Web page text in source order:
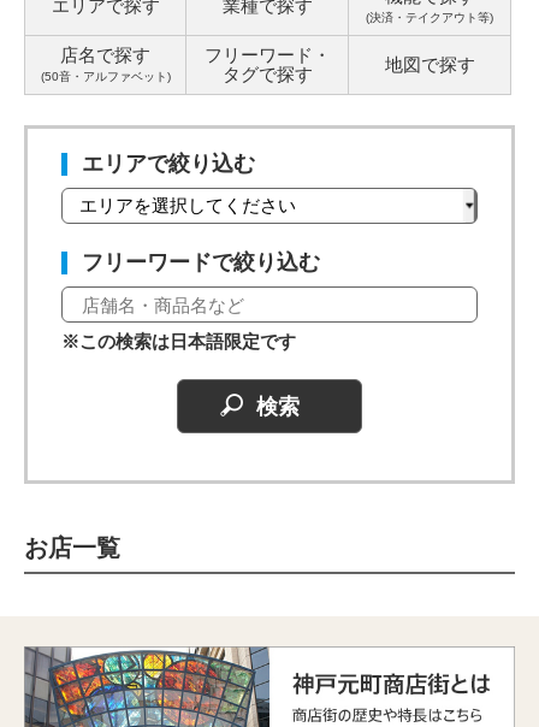
エリアで探す 業種で探す
(決済・テイクアウト等)
店名で探す
(50音・アルファベット)
フリーワード・
タグで探す 地図で探す
エリアで絞り込む
フリーワードで絞り込む
※この検索は日本語限定です
お店一覧